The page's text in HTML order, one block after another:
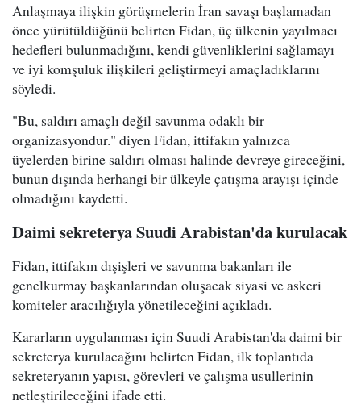
Anlaşmaya ilişkin görüşmelerin İran savaşı başlamadan
önce yürütüldüğünü belirten Fidan, üç ülkenin yayılmacı
hedefleri bulunmadığını, kendi güvenliklerini sağlamayı
ve iyi komşuluk ilişkileri geliştirmeyi amaçladıklarını
söyledi.
"Bu, saldırı amaçlı değil savunma odaklı bir
organizasyondur." diyen Fidan, ittifakın yalnızca
üyelerden birine saldırı olması halinde devreye gireceğini,
bunun dışında herhangi bir ülkeyle çatışma arayışı içinde
olmadığını kaydetti.
Daimi sekreterya Suudi Arabistan'da kurulacak
Fidan, ittifakın dışişleri ve savunma bakanları ile
genelkurmay başkanlarından oluşacak siyasi ve askeri
komiteler aracılığıyla yönetileceğini açıkladı.
Kararların uygulanması için Suudi Arabistan'da daimi bir
sekreterya kurulacağını belirten Fidan, ilk toplantıda
sekreteryanın yapısı, görevleri ve çalışma usullerinin
netleştirileceğini ifade etti.